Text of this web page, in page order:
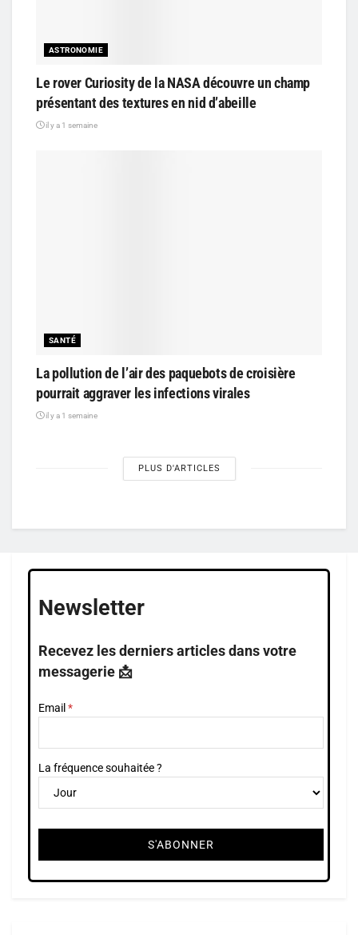
ASTRONOMIE
Le rover Curiosity de la NASA découvre un champ
présentant des textures en nid d’abeille
il y a 1 semaine
SANTÉ
La pollution de l’air des paquebots de croisière
pourrait aggraver les infections virales
il y a 1 semaine
PLUS D'ARTICLES
Newsletter
Recevez les derniers articles dans votre
messagerie 📩
Email
La fréquence souhaitée ?